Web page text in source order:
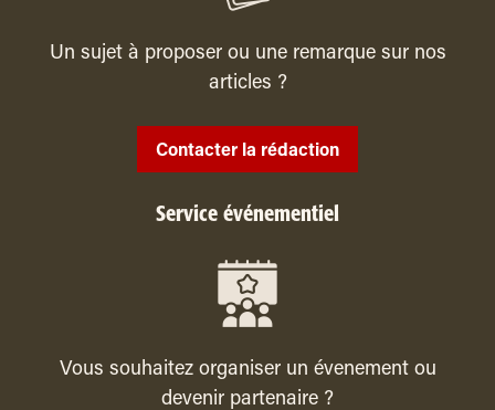
Un sujet à proposer ou une remarque sur nos
articles ?
Contacter la rédaction
Service événementiel
Vous souhaitez organiser un évenement ou
devenir partenaire ?